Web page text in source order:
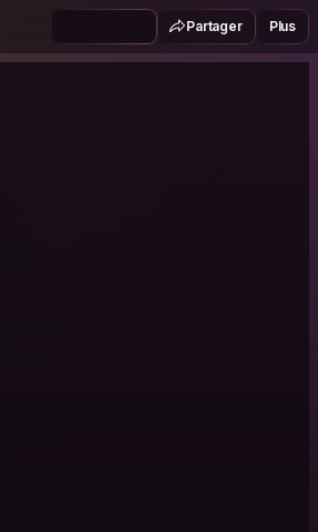
Partager Plus